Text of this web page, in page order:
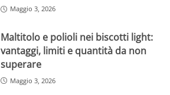
Maggio 3, 2026
Maltitolo e polioli nei biscotti light:
vantaggi, limiti e quantità da non
superare
Maggio 3, 2026